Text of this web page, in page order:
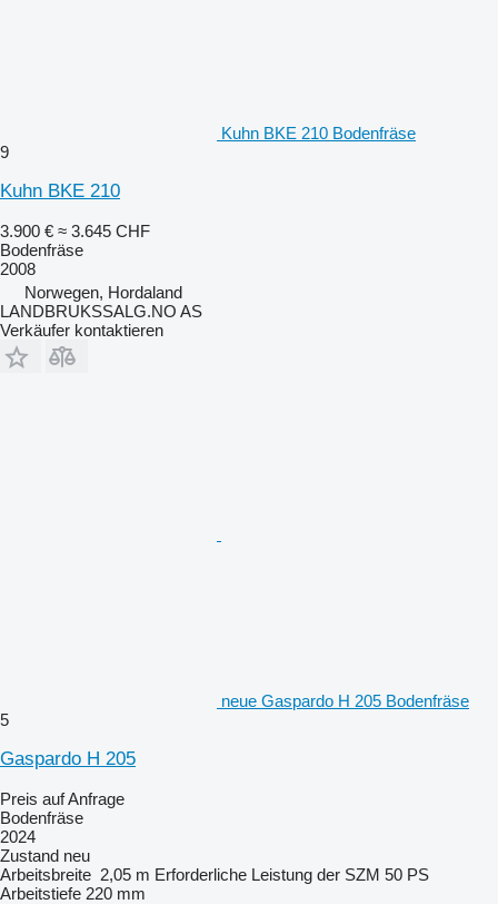
Kuhn BKE 210 Bodenfräse
9
Kuhn BKE 210
3.900 € ≈ 3.645 CHF
Bodenfräse
2008
Norwegen, Hordaland
LANDBRUKSSALG.NO AS
Verkäufer kontaktieren
neue Gaspardo H 205 Bodenfräse
5
Gaspardo H 205
Preis auf Anfrage
Bodenfräse
2024
Zustand neu
Arbeitsbreite 2,05 m Erforderliche Leistung der SZM 50 PS
Arbeitstiefe 220 mm